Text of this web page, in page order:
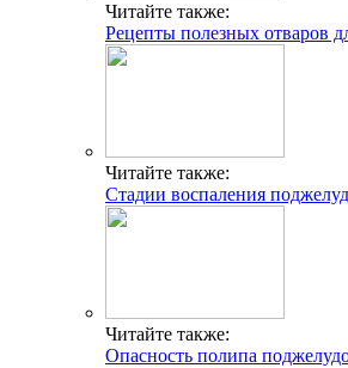
Читайте также:
Рецепты полезных отваров
Читайте также:
Стадии воспаления
Читайте также:
Опасность полипа